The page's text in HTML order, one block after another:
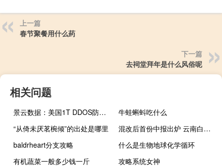
上一篇
春节聚餐用什么药
下一篇
去祠堂拜年是什么风俗呢
相关问题
景云数据：美国1T DDOS防御，三网AS9929回程2H2G云服务器33元/月
牛蛙蝌蚪吃什么
“从倚未厌茗椀倾”的出处是哪里
混改后首份中报出炉 云南白药扣非净利同比大减26%
baldrheart分支攻略
什么是生物地球化学循环
有机蔬菜一般多少钱一斤
攻略系统女神